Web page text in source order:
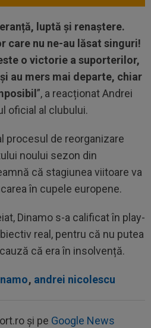
luptă și renaștere.
care nu ne-au lăsat singuri!
o victorie a suporterilor,
au mers mai departe, chiar
”, a reacționat Andrei
oficial al clubului.
procesul de reorganizare
noului sezon din
că stagiunea viitoare va
în cupele europene.
Dinamo s-a calificat în play-
real, pentru că nu putea
că era în insolvență.
, andrei nicolescu
și pe Google News